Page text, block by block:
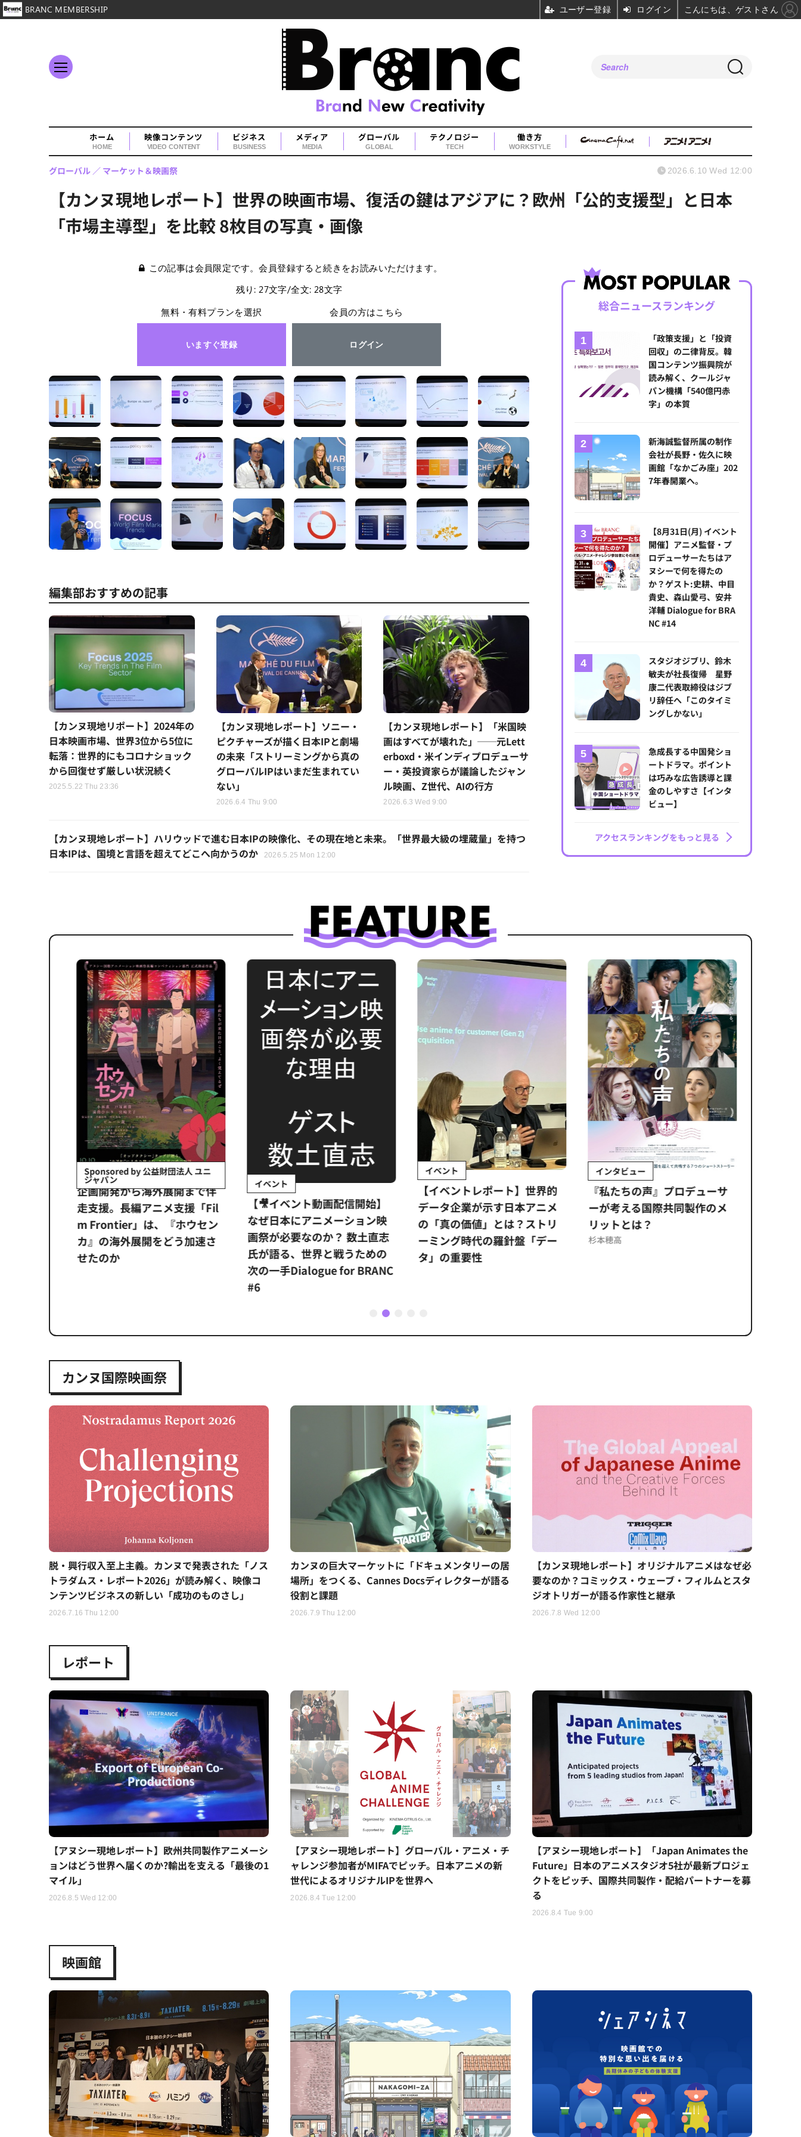
ホーム
HOME
映像コンテンツ
VIDEO CONTENT
ビジネス
BUSINESS
メディア
MEDIA
グローバル
GLOBAL
テクノロジー
TECH
働き方
WORKSTYLE
【カンヌ現地レポート】世界の映画市場、復活の鍵はアジアに？欧州「公的支援型」と日本
「市場主導型」を比較 8枚目の写真・画像
グローバル マーケット＆映画祭 2026.6.10 Wed 12:00
この記事は会員限定です。会員登録すると続きをお読みいただけます。
残り: 27文字/全文: 28文字
無料・有料プランを選択
いますぐ登録
会員の方はこちら
ログイン
編集部おすすめの記事
【カンヌ現地リポート】2024年の
日本映画市場、世界3位から5位に
転落：世界的にもコロナショック
から回復せず厳しい状況続く
2025.5.22 Thu 23:36
【カンヌ現地レポート】ソニー・
ピクチャーズが描く日本IPと劇場
の未来「ストリーミングから真の
グローバルIPはいまだ生まれてい
ない」
2026.6.4 Thu 9:00
【カンヌ現地レポート】「米国映
画はすべてが壊れた」──元Lett
erboxd・米インディプロデューサ
ー・英投資家らが議論したジャン
ル映画、Z世代、AIの行方
2026.6.3 Wed 9:00
【カンヌ現地レポート】ハリウッドで進む日本IPの映像化、その現在地と未来。「世界最大級の埋蔵量」を持つ
日本IPは、国境と言語を超えてどこへ向かうのか
2026.5.25 Mon 12:00
総合ニュースランキング
「政策支援」と「投資
回収」の二律背反。韓
国コンテンツ振興院が
読み解く、クールジャ
パン機構「540億円赤
字」の本質
新海誠監督所属の制作
会社が長野・佐久に映
画館「なかごみ座」202
7年春開業へ。
【8月31日(月) イベント
開催】アニメ監督・プ
ロデューサーたちはア
ヌシーで何を得たの
か？ゲスト:史耕、中目
貴史、森山愛弓、安井
洋輔 Dialogue for BRA
NC #14
スタジオジブリ、鈴木
敏夫が社長復帰 星野
康二代表取締役はジブ
リ辞任へ「このタイミ
ングしかない」
急成長する中国発ショ
ートドラマ。ポイント
は巧みな広告誘導と課
金のしやすさ【インタ
ビュー】
アクセスランキングをもっと見る
Sponsored by 公益財団法人 ユニ
ジャパン
企画開発から海外展開まで伴
走支援。長編アニメ支援「Fil
m Frontier」は、『ホウセン
カ』の海外展開をどう加速さ
せたのか
イベント
【🎥イベント動画配信開始】
なぜ日本にアニメーション映
画祭が必要なのか？ 数土直志
氏が語る、世界と戦うための
次の一手Dialogue for BRANC
#6
イベント
【イベントレポート】世界的
データ企業が示す日本アニメ
の「真の価値」とは？ストリ
ーミング時代の羅針盤「デー
タ」の重要性
インタビュー
『私たちの声』プロデューサ
ーが考える国際共同製作のメ
リットとは？
杉本穂高
1 2
カンヌ国際映画祭
脱・興行収入至上主義。カンヌで発表された「ノス
トラダムス・レポート2026」が読み解く、映像コ
ンテンツビジネスの新しい「成功のものさし」
2026.7.16 Thu 12:00
カンヌの巨大マーケットに「ドキュメンタリーの居
場所」をつくる、Cannes Docsディレクターが語る
役割と課題
2026.7.9 Thu 12:00
【カンヌ現地レポート】オリジナルアニメはなぜ必
要なのか？コミックス・ウェーブ・フィルムとスタ
ジオトリガーが語る作家性と継承
2026.7.8 Wed 12:00
レポート
【アヌシー現地レポート】欧州共同製作アニメーシ
ョンはどう世界へ届くのか?輸出を支える「最後の1
マイル」
2026.8.5 Wed 12:00
【アヌシー現地レポート】グローバル・アニメ・チ
ャレンジ参加者がMIFAでピッチ。日本アニメの新
世代によるオリジナルIPを世界へ
2026.8.4 Tue 12:00
【アヌシー現地レポート】「Japan Animates the
Future」日本のアニメスタジオ5社が最新プロジェ
クトをピッチ、国際共同製作・配給パートナーを募
る
2026.8.4 Tue 9:00
映画館
BRANC MEMBERSHIP ユーザー登録 ログイン こんにちは、ゲストさん